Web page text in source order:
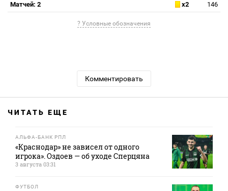
Матчей: 2 x2 146
? Условные обозначения
Комментировать
ЧИТАТЬ ЕЩЕ
АЛЬФА-БАНК РПЛ
«Краснодар» не зависел от одного
игрока». Оздоев — об уходе Сперцяна
3 августа 03:31
ФУТБОЛ